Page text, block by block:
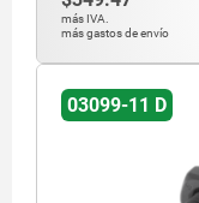
más IVA.
más gastos de envío
03099-11 D